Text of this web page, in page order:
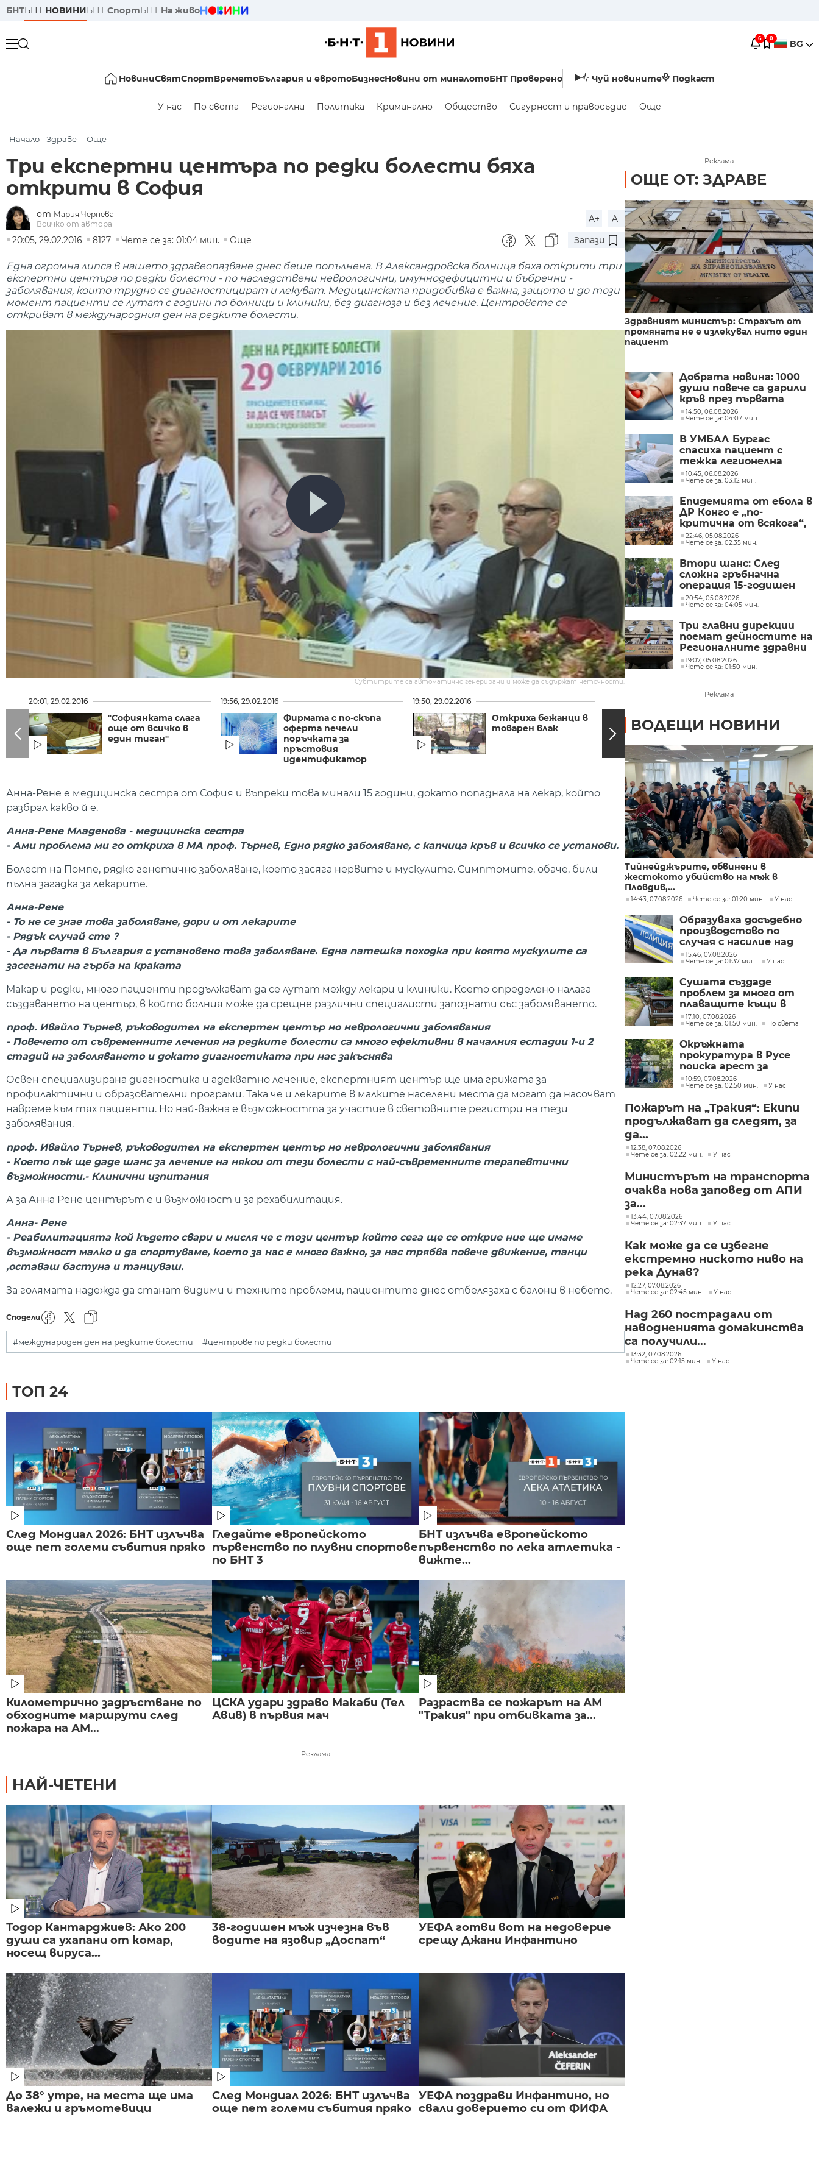
БНТБНТ НОВИНИБНТ СпортБНТ На живо
6 0 BG
НовиниСвятСпортВреметоБългария и евротоБизнесНовини от миналотоБНТ Проверено Чуй новините Подкаст
У нас По света Регионални Политика Криминално Общество Сигурност и правосъдие Още
Начало Здраве Още
Три експертни центъра по редки болести бяха
открити в София
от Мария Чернева
Всичко от автора
A+
A-
20:05, 29.02.2016
8127 Чете се за: 01:04 мин. Още Запази
Една огромна липса в нашето здравеопазване днес беше попълнена. В Александровска болница бяха открити три
експертни центъра по редки болести - по наследствени неврологични, имуннодефицитни и бъбречни -
заболявания, които трудно се диагностицират и лекуват. Медицинската придобивка е важна, защото и до този
момент пациенти се лутат с години по болници и клиники, без диагноза и без лечение. Центровете се
откриват в международния ден на редките болести.
Субтитрите са автоматично генерирани и може да съдържат неточности.
20:01, 29.02.2016
"Софиянката слага
още от всичко в
един тиган"
19:56, 29.02.2016
Фирмата с по-скъпа
оферта печели
поръчката за
пръстовия
идентификатор
19:50, 29.02.2016
Откриха бежанци в
товарен влак
Задържаха
прегазилия дете в
Анна-Рене е медицинска сестра от София и въпреки това минали 15 години, докато попаднала на лекар, който
разбрал какво й е.
Анна-Рене Младенова - медицинска сестра
- Ами проблема ми го откриха в МА проф. Търнев, Едно рядко заболяване, с капчица кръв и всичко се установи.
Болест на Помпе, рядко генетично заболяване, което засяга нервите и мускулите. Симптомите, обаче, били
пълна загадка за лекарите.
Анна-Рене
- То не се знае това заболяване, дори и от лекарите
- Рядък случай сте ?
- Да първата в България с установено това заболяване. Една патешка походка при която мускулите са
засегнати на гърба на краката
Макар и редки, много пациенти продължават да се лутат между лекари и клиники. Което определено налага
създаването на център, в който болния може да срещне различни специалисти запознати със заболяването.
проф. Ивайло Търнев, ръководител на експертен център но неврологични заболявания
- Повечето от съвременните лечения на редките болести са много ефективни в началния естадии 1-и 2
стадий на заболяването и докато диагностиката при нас закъснява
Освен специализирана диагностика и адекватно лечение, експертният център ще има грижата за
профилактични и образователни програми. Така че и лекарите в малките населени места да могат да насочват
навреме към тях пациенти. Но най-важна е възможността за участие в световните регистри на тези
заболявания.
проф. Ивайло Търнев, ръководител на експертен център но неврологични заболявания
- Което пък ще даде шанс за лечение на някои от тези болести с най-съвременните терапевтични
възможности.- Клинични изпитания
А за Анна Рене центърът е и възможност и за рехабилитация.
Анна- Рене
- Реабилитацията кой където свари и мисля че с този център който сега ще се открие ние ще имаме
възможност малко и да спортуваме, което за нас е много важно, за нас трябва повече движение, танци
,оставаш бастуна и танцуваш.
За голямата надежда да станат видими и техните проблеми, пациентите днес отбелязаха с балони в небето.
Сподели
#международен ден на редките болести #центрове по редки болести
ТОП 24
След Мондиал 2026: БНТ излъчва
още пет големи събития пряко
Гледайте европейското
първенство по плувни спортове
по БНТ 3
БНТ излъчва европейското
първенство по лека атлетика -
вижте...
Километрично задръстване по
обходните маршрути след
пожара на АМ...
ЦСКА удари здраво Макаби (Тел
Авив) в първия мач
Разраства се пожарът на АМ
"Тракия" при отбивката за...
Реклама
НАЙ-ЧЕТЕНИ
Тодор Кантарджиев: Ако 200
души са ухапани от комар,
носещ вируса...
38-годишен мъж изчезна във
водите на язовир „Доспат“
УЕФА готви вот на недоверие
срещу Джани Инфантино
До 38° утре, на места ще има
валежи и гръмотевици
След Мондиал 2026: БНТ излъчва
още пет големи събития пряко
УЕФА поздрави Инфантино, но
свали доверието си от ФИФА
Реклама
ОЩЕ ОТ: ЗДРАВЕ
Здравният министър: Страхът от
промяната не е излекувал нито един
пациент
Добрата новина: 1000
души повече са дарили
кръв през първата
половина на 2026 г.
14:50, 06.08.2026
Чете се за: 04:07 мин.
В УМБАЛ Бургас
спасиха пациент с
тежка легионелна
инфекция
10:45, 06.08.2026
Чете се за: 03:12 мин.
Епидемията от ебола в
ДР Конго е „по-
критична от всякога“,
съобщиха от „Лекари
без граници“
22:46, 05.08.2026
Чете се за: 02:35 мин.
Втори шанс: След
сложна гръбначна
операция 15-годишен
състезател по борба
отново е на крака
20:54, 05.08.2026
Чете се за: 04:05 мин.
Три главни дирекции
поемат дейностите на
Регионалните здравни
инспекции
19:07, 05.08.2026
Чете се за: 01:50 мин.
Реклама
ВОДЕЩИ НОВИНИ
Тийнейджърите, обвинени в
жестокото убийство на мъж в
Пловдив,...
14:43, 07.08.2026 Чете се за: 01:20 мин. У нас
Образуваха досъдебно
производстово по
случая с насилие над
дете в Радомир
15:46, 07.08.2026
Чете се за: 01:37 мин.
У нас
Сушата създаде
проблем за много от
плаващите къщи в
Нидерландия
17:10, 07.08.2026
Чете се за: 01:50 мин.
По света
Окръжната
прокуратура в Русе
поиска арест за
петима от
участниците в
разбитата
лаборатория за
10:59, 07.08.2026
Чете се за: 02:50 мин.
У нас
Пожарът на „Тракия“: Екипи
продължават да следят, за
да...
12:38, 07.08.2026
Чете се за: 02:22 мин.
У нас
Министърът на транспорта
очаква нова заповед от АПИ
за...
13:44, 07.08.2026
Чете се за: 02:37 мин.
У нас
Как може да се избегне
екстремно ниското ниво на
река Дунав?
12:27, 07.08.2026
Чете се за: 02:45 мин.
У нас
Над 260 пострадали от
наводненията домакинства
са получили...
13:32, 07.08.2026
Чете се за: 02:15 мин.
У нас